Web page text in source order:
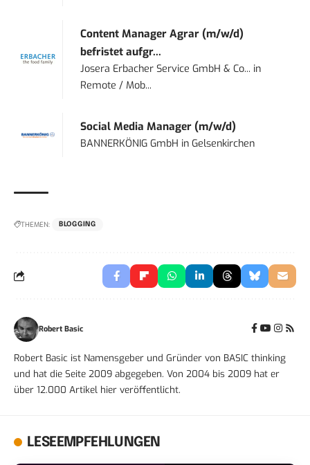
Content Manager Agrar (m/w/d)
befristet aufgr...
Josera Erbacher Service GmbH & Co... in
Remote / Mob...
Social Media Manager (m/w/d)
BANNERKÖNIG GmbH inGelsenkirchen
THEMEN: BLOGGING
Robert Basic
Robert Basic ist Namensgeber und Gründer von BASIC thinking
und hat die Seite 2009 abgegeben. Von 2004 bis 2009 hat er
über 12.000 Artikel hier veröffentlicht.
LESEEMPFEHLUNGEN